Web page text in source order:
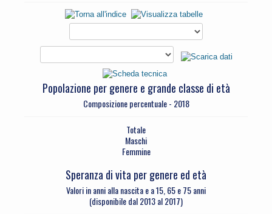
Popolazione per genere e grande classe di età
Composizione percentuale - 2018
Totale
Maschi
Femmine
Speranza di vita per genere ed età
Valori in anni alla nascita e a 15, 65 e 75 anni
(disponibile dal 2013 al 2017)